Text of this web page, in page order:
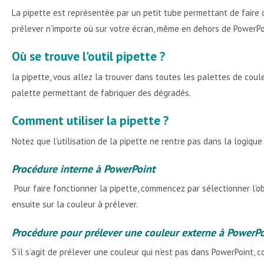
La pipette est représentée par un petit tube permettant de faire
prélever n'importe où sur votre écran, même en dehors de
Où se trouve l'outil pipette ?
la pipette, vous allez la trouver dans toutes les palettes de
palette permettant de fabriquer des dégradés.
Comment utiliser la pipette ?
Notez que l’utilisation de la pipette ne rentre pas dans la
Procédure interne à PowerPoint
Pour faire fonctionner la pipette, commencez par sélectionner
ensuite sur la couleur à prélever.
Procédure pour prélever une couleur externe à
S’il s’agit de prélever une couleur qui n’est pas dans